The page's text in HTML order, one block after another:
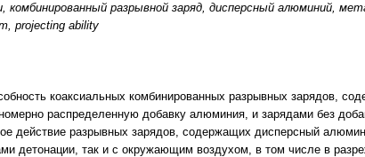
разрывной заряд, дисперсный алюминий,
projecting ability
коаксиальных комбинированных разрывных зарядов,
распределенную добавку алюминия, и зарядами без
действие разрывных зарядов, содержащих дисперсный
детонации, так и с окружающим воздухом, в том числе в